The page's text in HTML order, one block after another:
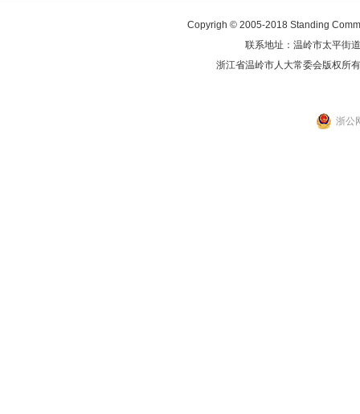
Copyrigh © 2005-2018 Standing
联系地址：温岭市太平
浙江省温岭市人大常委会版权所
浙公